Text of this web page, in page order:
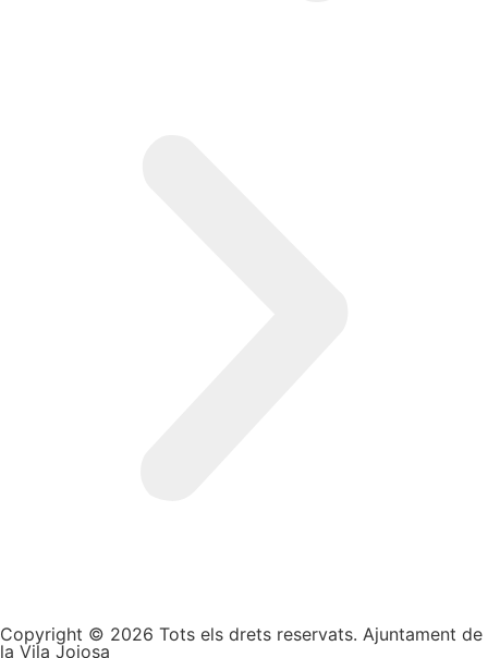
Copyright © 2026 Tots els drets reservats. Ajuntament de
la Vila Joiosa